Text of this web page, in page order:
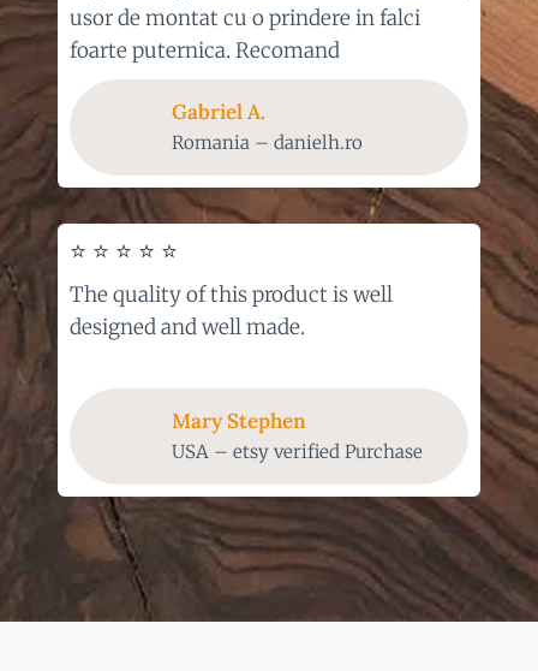
usor de montat cu o prindere in falci
foarte puternica. Recomand
GabrielA.
Romania – danielh.ro
⭐ ⭐ ⭐ ⭐ ⭐
The quality of this product is well
designed and well made.
Mary Stephen
USA – etsy verified Purchase